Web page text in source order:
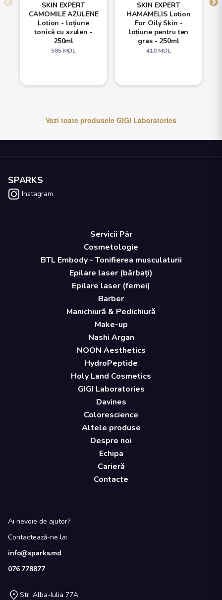
SKIN EXPERT
CAMOMILE AZULENE
Lotion - loțiune
tonică cu azulen -
250ml
585 MDL
SKIN EXPERT
HAMAMELIS Lotion
For Oily Skin -
loțiune pentru ten
gras - 250ml
410 MDL
Vezi toate produsele GIGI Laboratories
SPARKS
Instagram
Servicii Păr
Cosmetologie
BTL Embody - Tonifierea musculaturii
Epilare laser (bărbați)
Epilare laser (femei)
Barber
Manichiură & Pedichiură
Make-up
Nashi Argan
NOON Aesthetics
HydroPeptide
Holy Land Cosmetics
GIGI Laboratories
Davines
Colorescience
Altele produse
Despre noi
Echipa
Carieră
Contacte
Ai nevoie de ajutor?
Contactează-ne la:
info@sparks.md
076 778877
Str. Alba-Iulia 77A